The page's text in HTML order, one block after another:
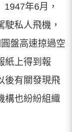
1947年6月，
駛私人飛機，
盤高速掠過空
紙上得到報
後有關發現飛
構也紛紛組織